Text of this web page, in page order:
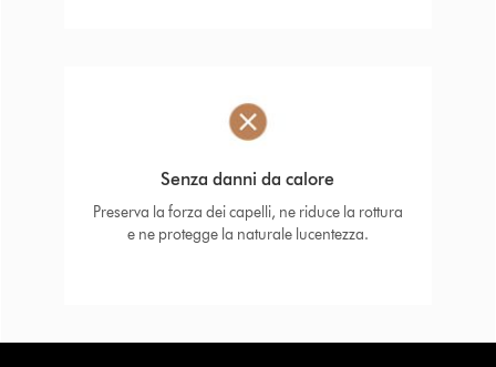
Senza danni da calore
Preserva la forza dei capelli, ne riduce la rottura
e ne protegge la naturale lucentezza.